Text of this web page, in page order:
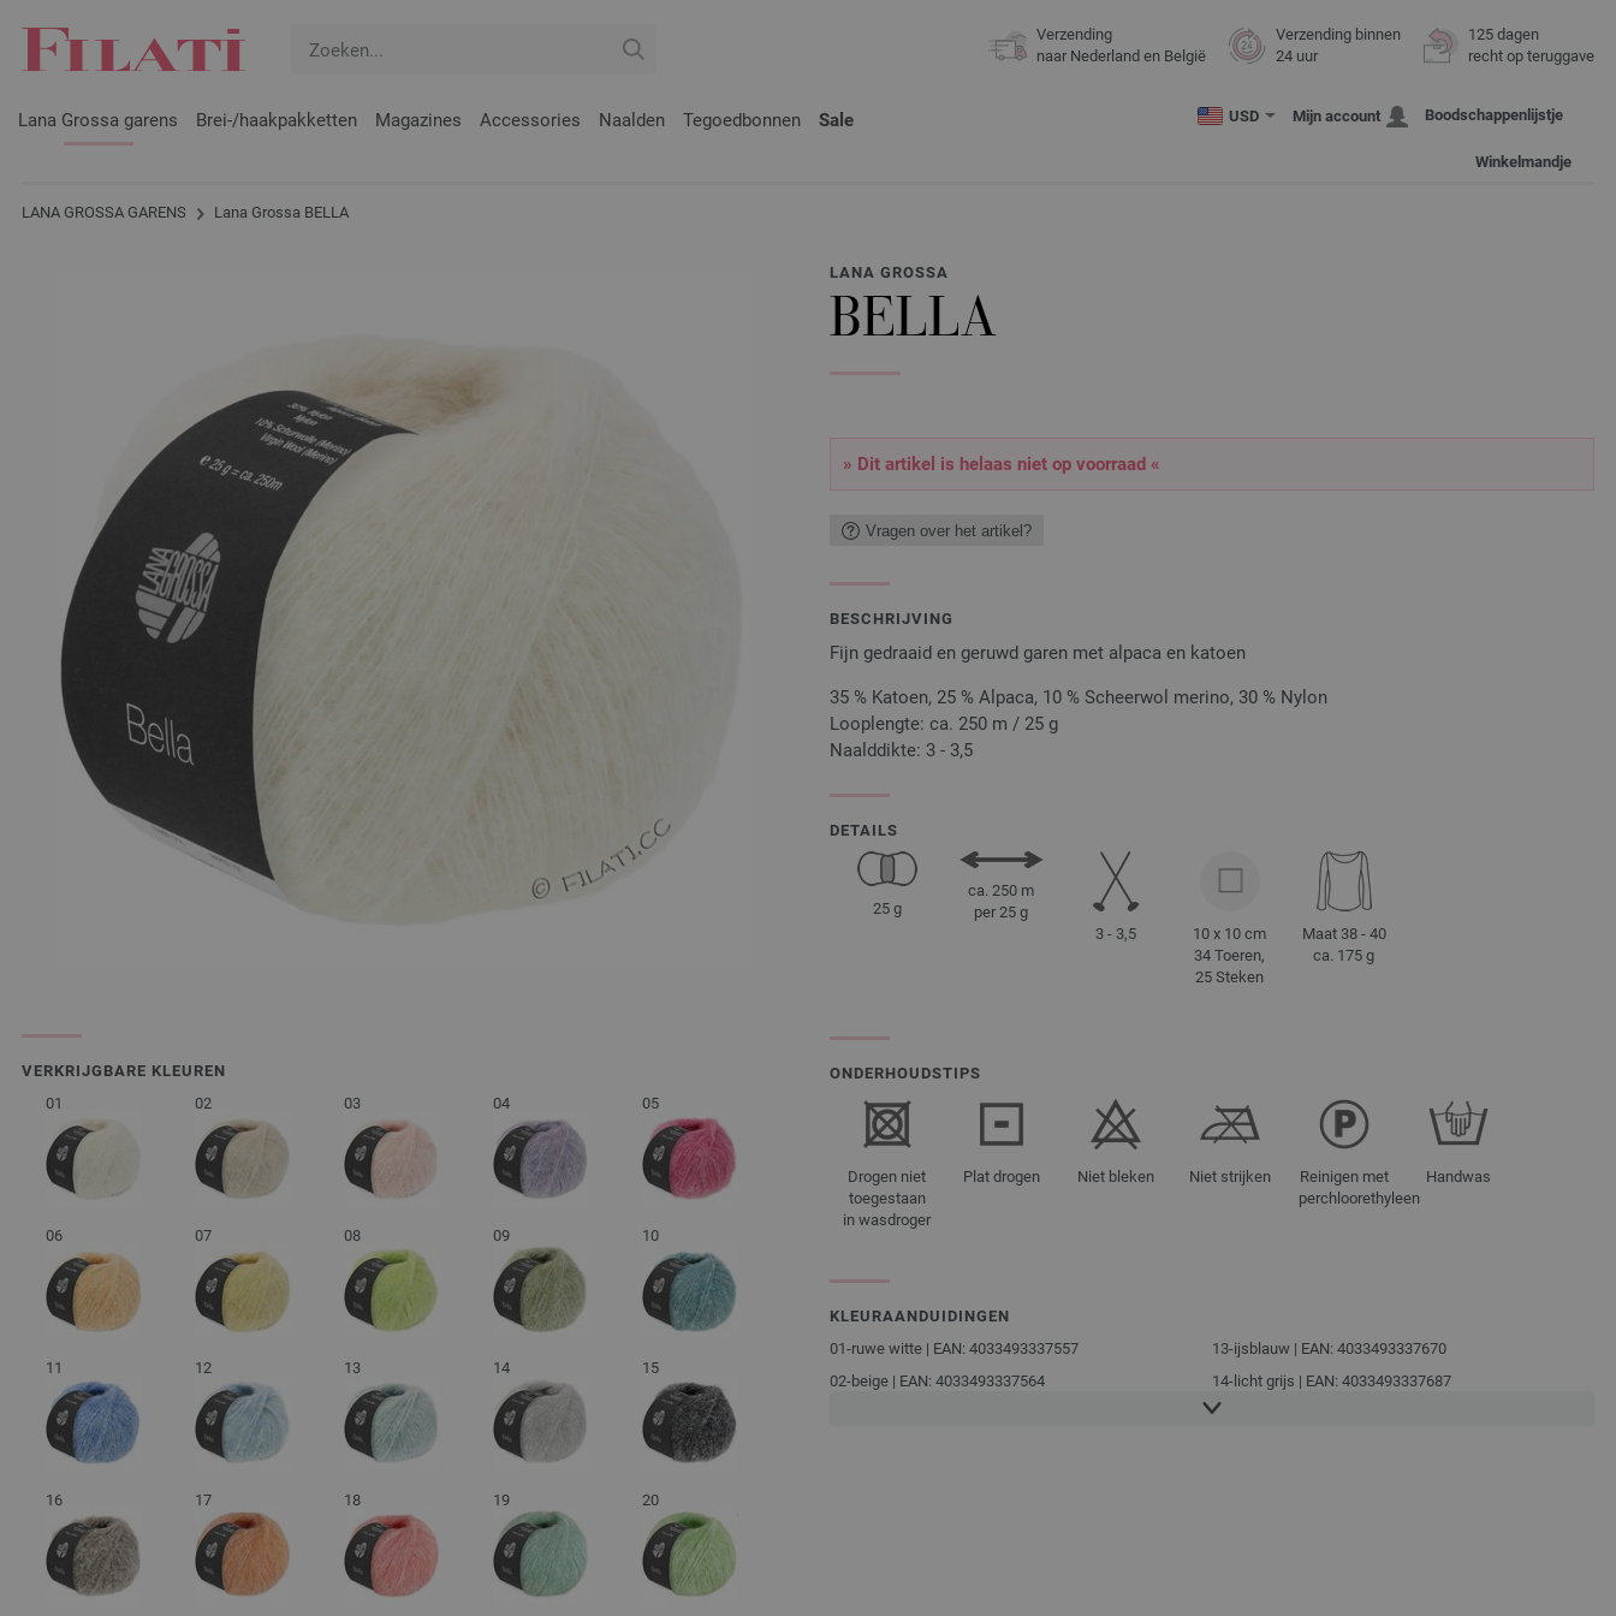
Verzending
naar Nederland en België
Verzending binnen
24 uur
125 dagen
recht op teruggave
Lana Grossa garens Brei-/haakpakketten Magazines Accessories Naalden Tegoedbonnen Sale USD Mijn account Boodschappenlijstje
Winkelmandje
LANA GROSSA GARENS Lana Grossa BELLA
VERKRIJGBARE KLEUREN
01
02 03 04 05
06 07 08 09 10
11 12 13 14 15
16 17 18 19 20
LANA GROSSA
BELLA
» Dit artikel is helaas niet op voorraad «
Vragen over het artikel?
BESCHRIJVING
Fijn gedraaid en geruwd garen met alpaca en katoen
35 % Katoen, 25 % Alpaca, 10 % Scheerwol merino, 30 % Nylon
Looplengte: ca. 250 m / 25 g
Naalddikte: 3 - 3,5
DETAILS
25 g
ca. 250 m
per 25 g
3 - 3,5
10 x 10 cm
34 Toeren,
25 Steken
Maat 38 - 40
ca. 175 g
ONDERHOUDSTIPS
Drogen niet
toegestaan
in wasdroger
Plat drogen Niet bleken Niet strijken
Reinigen met
perchloorethyleen
Handwas
KLEURAANDUIDINGEN
01-ruwe witte | EAN: 4033493337557
02-beige | EAN: 4033493337564
13-ijsblauw | EAN: 4033493337670
14-licht grijs | EAN: 4033493337687
15-antraciet | EAN: 4033493337694